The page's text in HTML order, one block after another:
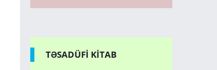
TƏSADÜFİ KİTAB